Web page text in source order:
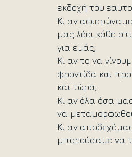
εκδοχή του
Κι αν
μας λέει κάθε
για εμάς;
Κι αν το να
φροντίδα και
και τώρα;
Κι αν όλα όσα
να
Κι αν
μπορούσαμε να